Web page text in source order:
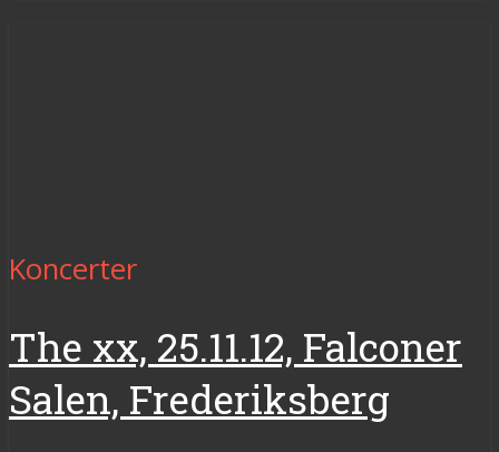
Koncerter
The xx, 25.11.12, Falconer
Salen, Frederiksberg